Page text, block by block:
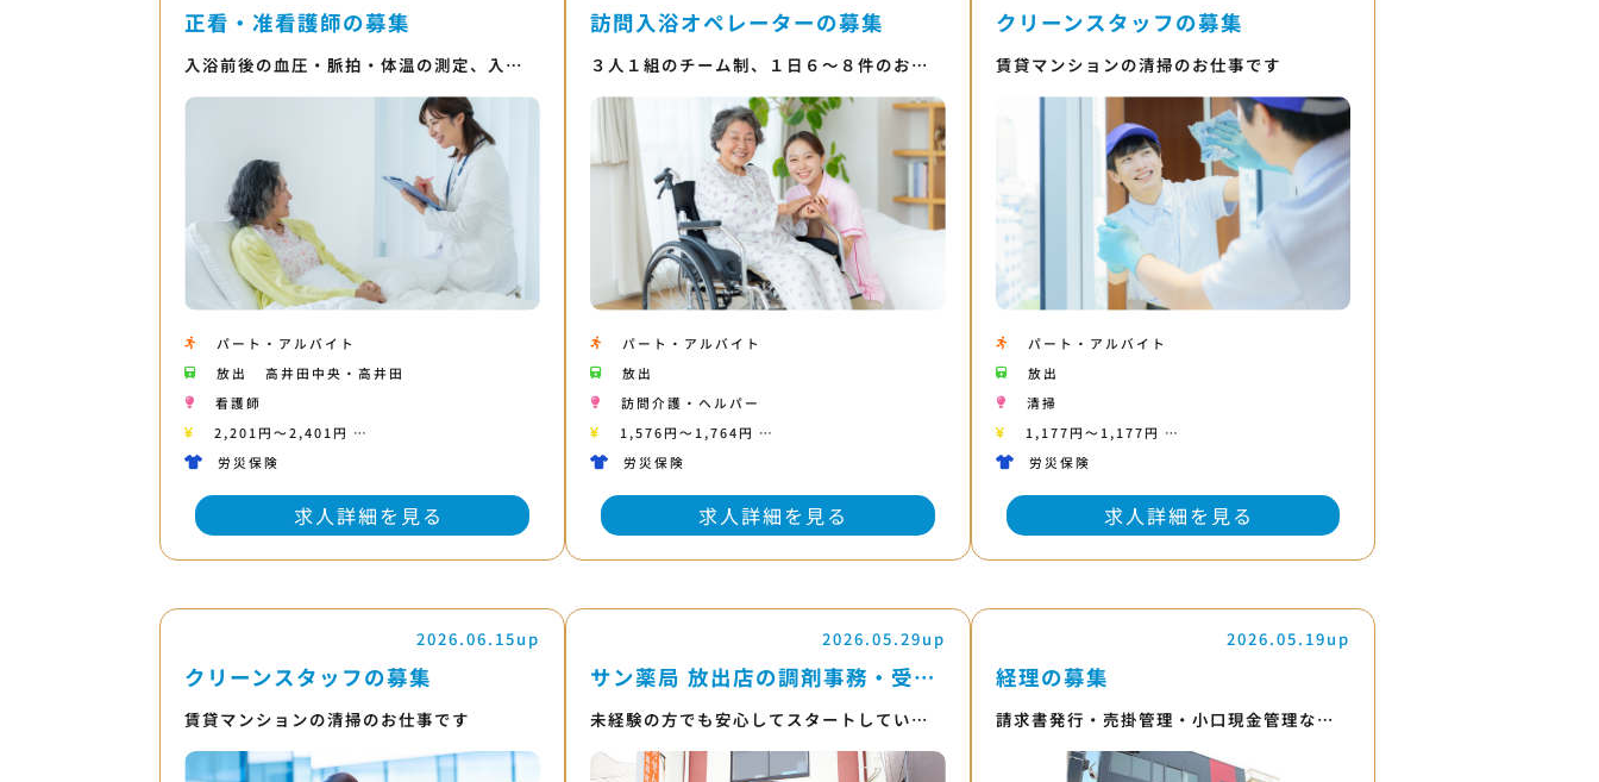
正看・准看護師の募集
入浴前後の血圧・脈拍・体温の測定、入…
パート・アルバイト
放出
高井田中央・高井田
看護師
2,201円〜2,401円 …
労災保険
求人詳細を見る
訪問入浴オペレーターの募集
３人１組のチーム制、１日６～８件のお…
パート・アルバイト
放出
訪問介護・ヘルパー
1,576円〜1,764円 …
労災保険
求人詳細を見る
クリーンスタッフの募集
賃貸マンションの清掃のお仕事です
パート・アルバイト
放出
清掃
1,177円〜1,177円 …
労災保険
求人詳細を見る
2026.06.15up
クリーンスタッフの募集
賃貸マンションの清掃のお仕事です
2026.05.29up
サン薬局 放出店の調剤事務・受…
未経験の方でも安心してスタートしてい…
2026.05.19up
経理の募集
請求書発行・売掛管理・小口現金管理な…